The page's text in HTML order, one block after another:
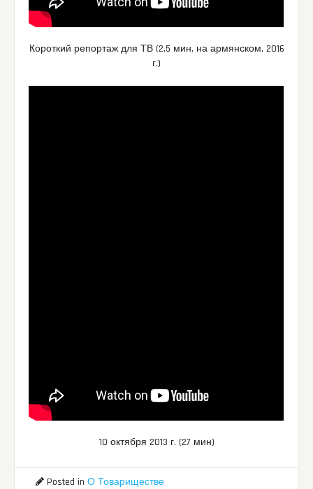
Короткий репортаж для ТВ (2,5 мин, на армянском, 2016
г.)
10 октября 2013 г. (27 мин)
Posted in О Товариществе